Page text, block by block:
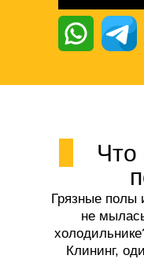
Грязные полы
не
Клининг,